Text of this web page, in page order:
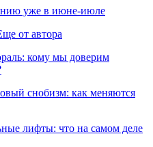
уже в июне-июле
от автора
кому мы доверим
снобизм: как меняются
лифты: что на самом деле